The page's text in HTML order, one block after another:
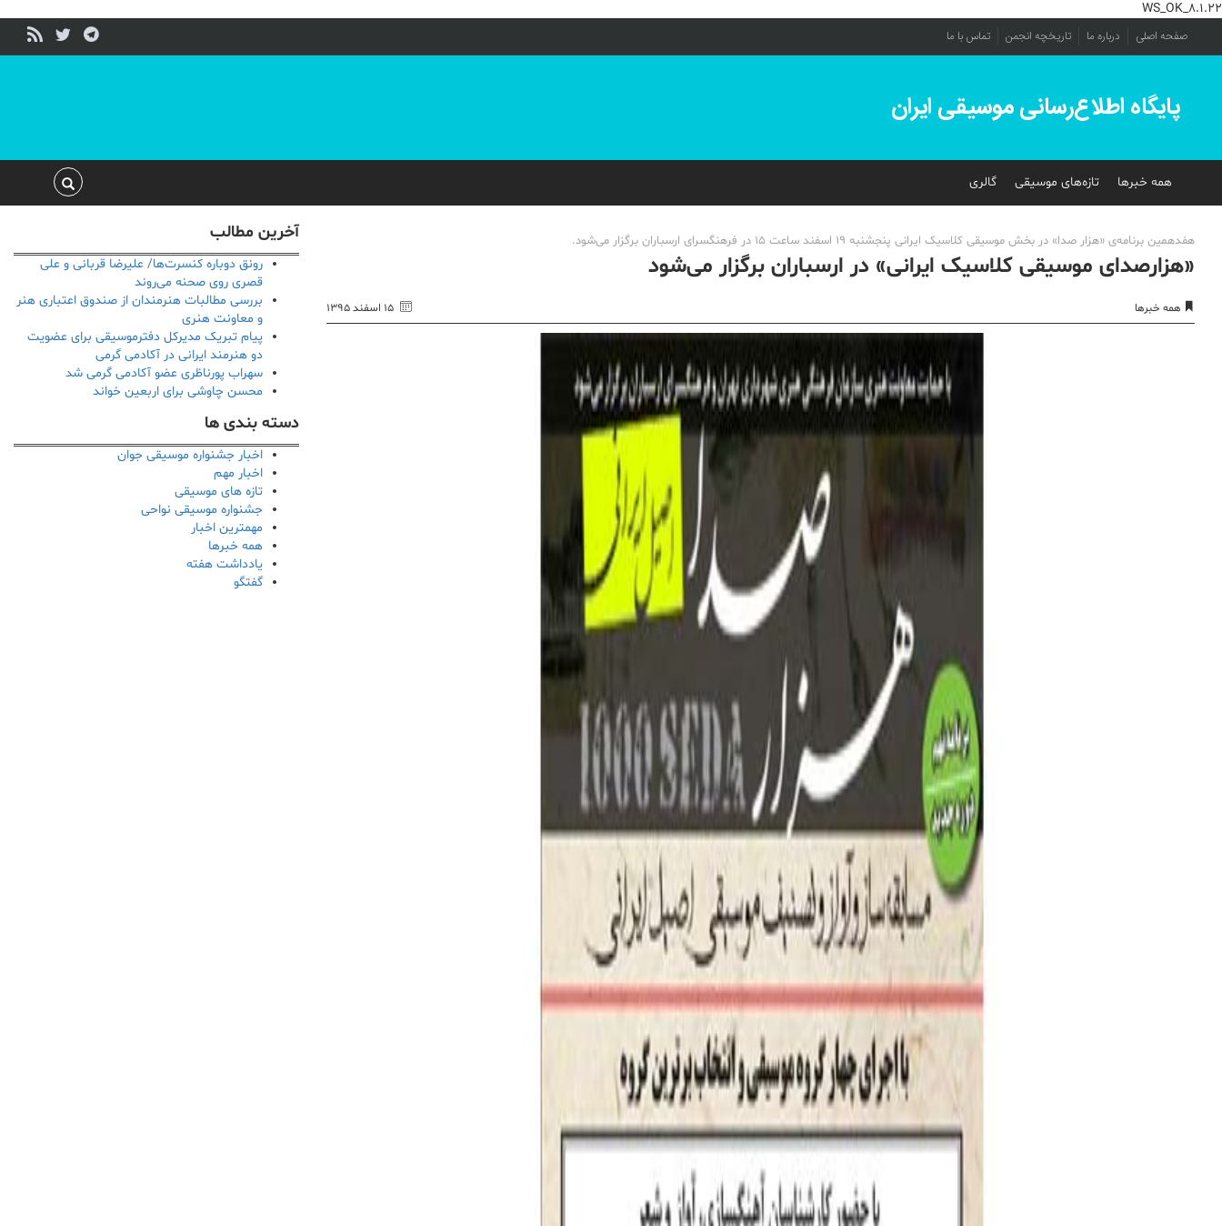
WS_OK_8.1.22
صفحه اصلی درباره ما تاریخچه انجمن تماس با ما
پایگاه اطلاع‌رسانی موسیقی ایران
همه خبرها تازه‌های موسیقی گالری
هفدهمین برنامه‌ی «هزار صدا» در بخش موسیقی کلاسیک ایرانی پنجشنبه 19 اسفند ساعت 15 در فرهنگسرای ارسباران برگزار می‌شود.
«هزارصدای موسیقی کلاسیک ایرانی» در ارسباران برگزار می‌شود
همه خبرها ۱۵ اسفند ۱۳۹۵
آخرین مطالب
رونق دوباره کنسرت‌ها/ علیرضا قربانی و علی
قصری روی صحنه می‌روند
بررسی مطالبات هنرمندان از صندوق اعتباری هنر
و معاونت هنری
پیام تبریک مدیرکل دفترموسیقی برای عضویت
دو هنرمند ایرانی در آکادمی گرمی
سهراب پورناظری عضو آکادمی گرمی شد
محسن چاوشی برای اربعین خواند
دسته بندی ها
اخبار جشنواره موسیقی جوان
اخبار مهم
تازه های موسیقی
جشنواره موسیقی نواحی
مهمترین اخبار
همه خبرها
یادداشت هفته
گفتگو